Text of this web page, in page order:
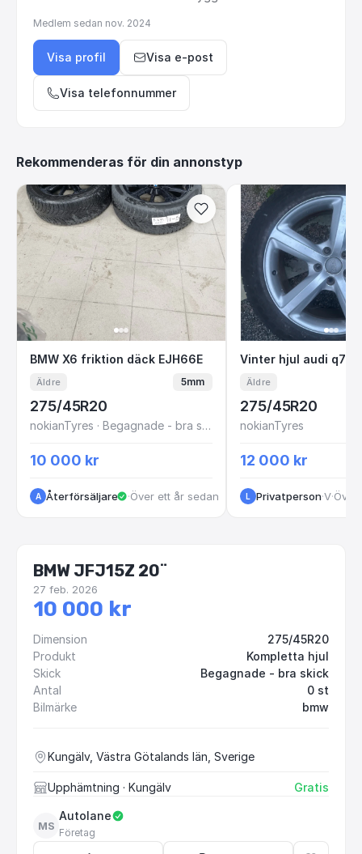
Medlem sedan nov. 2024
Visa profil Visa e-post
Visa telefonnummer
Rekommenderas för din annonstyp
BMW X6 friktion däck EJH66E
BMW X6 friktion däck EJH66E
Äldre 5mm
275/45R20
nokianTyres · Begagnade - bra skick
10 000 kr
A Återförsäljare ·Över ett år sedan
Vinter hjul audi
Vinter hjul audi q7
Äldre
275/45R20
nokianTyres
12 000 kr
L Privatperson· VastraGotaland
·Över
BMW JFJ15Z 20¨
27 feb. 2026
10 000 kr
Dimension
275/45R20
Produkt
Kompletta hjul
Skick
Begagnade - bra skick
Antal
0 st
Bilmärke
bmw
Kungälv, Västra Götalands län, Sverige
Upphämtning · Kungälv Gratis
MS
Autolane
Företag